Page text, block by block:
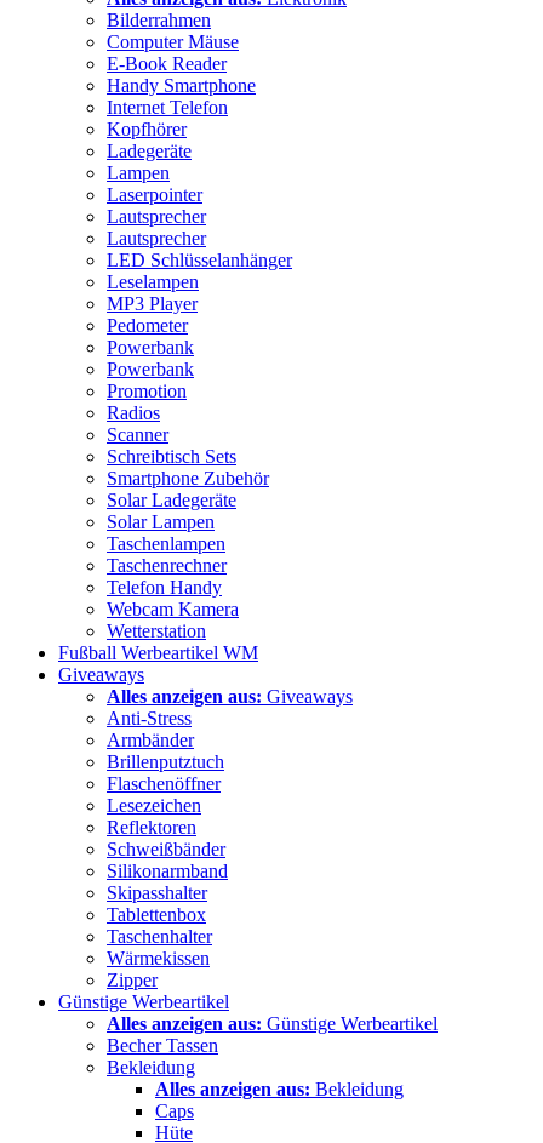
Bilderrahmen
Computer Mäuse
E-Book Reader
Handy Smartphone
Internet Telefon
Kopfhörer
Ladegeräte
Lampen
Laserpointer
Lautsprecher
Lautsprecher
LED Schlüsselanhänger
Leselampen
MP3 Player
Pedometer
Powerbank
Powerbank
Promotion
Radios
Scanner
Schreibtisch Sets
Smartphone Zubehör
Solar Ladegeräte
Solar Lampen
Taschenlampen
Taschenrechner
Telefon Handy
Webcam Kamera
Wetterstation
Fußball Werbeartikel WM
Giveaways
Alles anzeigen aus: Giveaways
Anti-Stress
Armbänder
Brillenputztuch
Flaschenöffner
Lesezeichen
Reflektoren
Schweißbänder
Silikonarmband
Skipasshalter
Tablettenbox
Taschenhalter
Wärmekissen
Zipper
Günstige Werbeartikel
Alles anzeigen aus: Günstige Werbeartikel
Becher Tassen
Bekleidung
Alles anzeigen aus: Bekleidung
Caps
Hüte